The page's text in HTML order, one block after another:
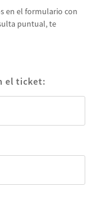
en el formulario con
puntual, te
el ticket: